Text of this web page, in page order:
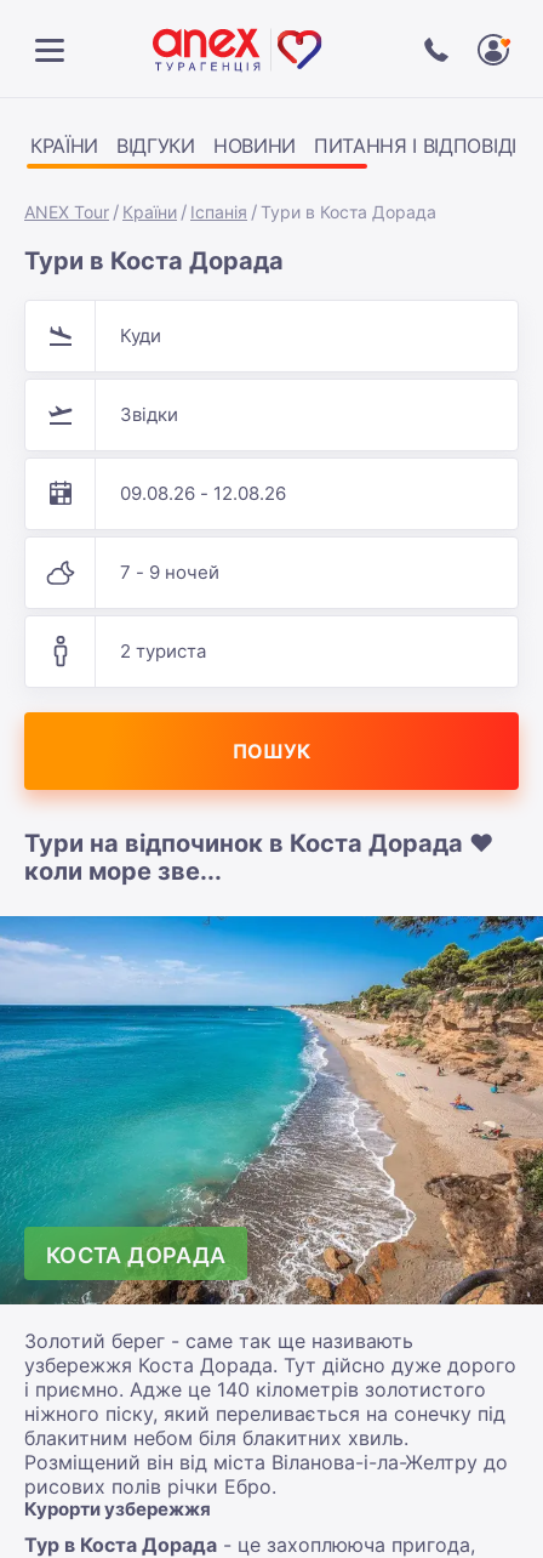
КРАЇНИ ВІДГУКИ НОВИНИ ПИТАННЯ І ВІДПОВІДІ
ANEX Tour Країни Іспанія Тури в Коста Дорада
Тури в Коста Дорада
Куди
Звідки
09.08.26 - 12.08.26
7 - 9 ночей
2 туриста
ПОШУК
Тури на відпочинок в Коста Дорада ❤️
коли море зве...
КОСТА ДОРАДА
Золотий берег - саме так ще називають
узбережжя Коста Дорада. Тут дійсно дуже дорого
і приємно. Адже це 140 кілометрів золотистого
ніжного піску, який переливається на сонечку під
блакитним небом біля блакитних хвиль.
Розміщений він від міста Віланова-і-ла-Желтру до
рисових полів річки Ебро.
Курорти узбережжя
Тур в Коста Дорада - це захоплююча пригода,